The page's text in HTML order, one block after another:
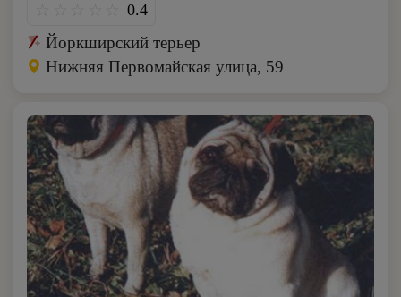
0.4
Йоркширский терьер
Нижняя Первомайская улица, 59